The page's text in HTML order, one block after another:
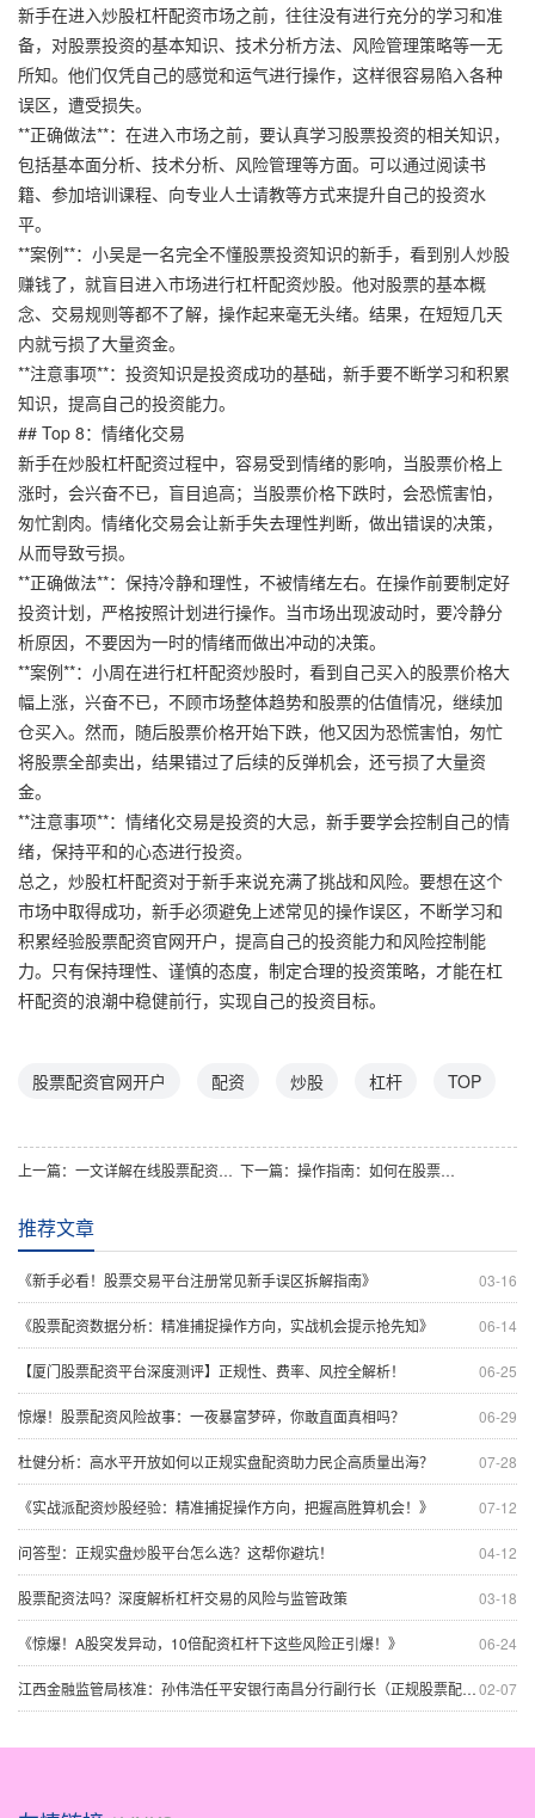
新手在进入炒股杠杆配资市场之前，往往没有进行充分的学习和准
备，对股票投资的基本知识、技术分析方法、风险管理策略等一无
所知。他们仅凭自己的感觉和运气进行操作，这样很容易陷入各种
误区，遭受损失。
**正确做法**：在进入市场之前，要认真学习股票投资的相关知识，
包括基本面分析、技术分析、风险管理等方面。可以通过阅读书
籍、参加培训课程、向专业人士请教等方式来提升自己的投资水
平。
**案例**：小吴是一名完全不懂股票投资知识的新手，看到别人炒股
赚钱了，就盲目进入市场进行杠杆配资炒股。他对股票的基本概
念、交易规则等都不了解，操作起来毫无头绪。结果，在短短几天
内就亏损了大量资金。
**注意事项**：投资知识是投资成功的基础，新手要不断学习和积累
知识，提高自己的投资能力。
## Top 8：情绪化交易
新手在炒股杠杆配资过程中，容易受到情绪的影响，当股票价格上
涨时，会兴奋不已，盲目追高；当股票价格下跌时，会恐慌害怕，
匆忙割肉。情绪化交易会让新手失去理性判断，做出错误的决策，
从而导致亏损。
**正确做法**：保持冷静和理性，不被情绪左右。在操作前要制定好
投资计划，严格按照计划进行操作。当市场出现波动时，要冷静分
析原因，不要因为一时的情绪而做出冲动的决策。
**案例**：小周在进行杠杆配资炒股时，看到自己买入的股票价格大
幅上涨，兴奋不已，不顾市场整体趋势和股票的估值情况，继续加
仓买入。然而，随后股票价格开始下跌，他又因为恐慌害怕，匆忙
将股票全部卖出，结果错过了后续的反弹机会，还亏损了大量资
金。
**注意事项**：情绪化交易是投资的大忌，新手要学会控制自己的情
绪，保持平和的心态进行投资。
总之，炒股杠杆配资对于新手来说充满了挑战和风险。要想在这个
市场中取得成功，新手必须避免上述常见的操作误区，不断学习和
积累经验股票配资官网开户，提高自己的投资能力和风险控制能
力。只有保持理性、谨慎的态度，制定合理的投资策略，才能在杠
杆配资的浪潮中稳健前行，实现自己的投资目标。
股票配资官网开户 配资 炒股 杠杆 TOP
上一篇： 一文详解在线股票配资开户步骤，轻松开启投资之旅 下一篇： 操作指南：如何在股票配资平台顺利完成开户流程？
推荐文章
03-16
《新手必看！股票交易平台注册常见新手误区拆解指南》
06-14
《股票配资数据分析：精准捕捉操作方向，实战机会提示抢先知》
06-25
【厦门股票配资平台深度测评】正规性、费率、风控全解析！
06-29
惊爆！股票配资风险故事：一夜暴富梦碎，你敢直面真相吗？
07-28
杜健分析：高水平开放如何以正规实盘配资助力民企高质量出海？
07-12
《实战派配资炒股经验：精准捕捉操作方向，把握高胜算机会！》
04-12
问答型：正规实盘炒股平台怎么选？这帮你避坑！
03-18
股票配资法吗？深度解析杠杆交易的风险与监管政策
06-24
《惊爆！A股突发异动，10倍配资杠杆下这些风险正引爆！》
02-07
江西金融监管局核准：孙伟浩任平安银行南昌分行副行长（正规股票配资）